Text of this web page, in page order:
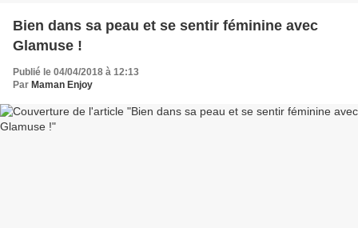
Bien dans sa peau et se sentir féminine avec
Glamuse !
Publié le 04/04/2018 à 12:13
Par Maman Enjoy